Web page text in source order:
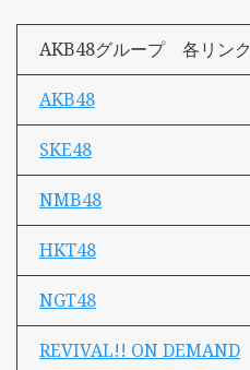
AKB48グループ 各リンク
AKB48
SKE48
NMB48
HKT48
NGT48
REVIVAL!! ON DEMAND